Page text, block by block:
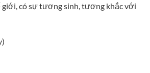
có sự tương sinh, tương khắc với